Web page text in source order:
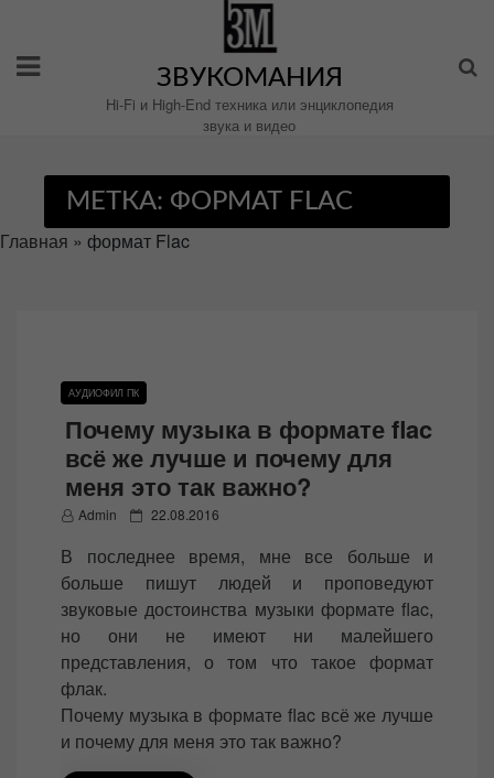
содержимому
ЗВУКОМАНИЯ
Hi-Fi и High-End техника или энциклопедия
звука и видео
МЕТКА: ФОРМАТ FLAC
Главная » формат Flac
АУДИОФИЛ ПК
Почему музыка в формате flac
всё же лучше и почему для
меня это так важно?
Admin
P
s
e
o
22.08.2016
В последнее время, мне все больше и
больше пишут людей и проповедуют
звуковые достоинства музыки формате flac,
но они не имеют ни малейшего
представления, о том что такое формат
флак.
Почему музыка в формате flac всё же лучше
и почему для меня это так важно?